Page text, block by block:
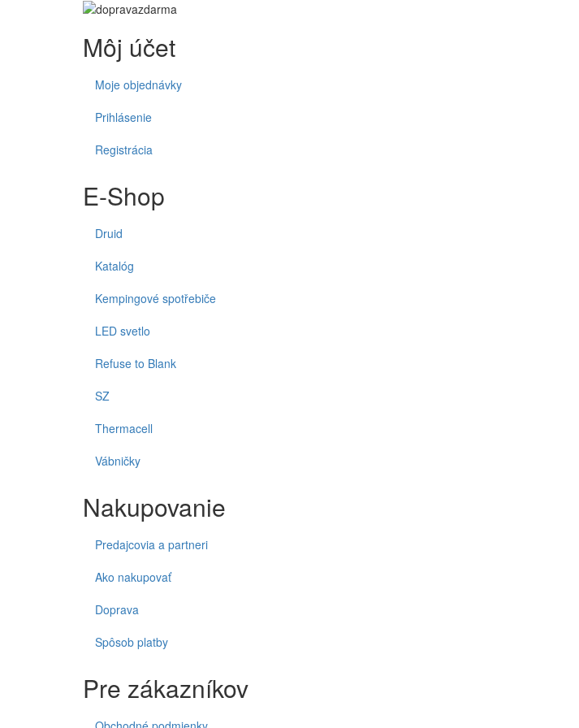
Môj účet
Moje objednávky
Prihlásenie
Registrácia
E-Shop
Druid
Katalóg
Kempingové spotřebiče
LED svetlo
Refuse to Blank
SZ
Thermacell
Vábničky
Nakupovanie
Predajcovia a partneri
Ako nakupovať
Doprava
Spôsob platby
Pre zákazníkov